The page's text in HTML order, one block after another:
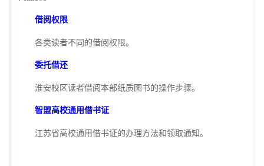
借阅权限
各类读者不同的借阅权限。
委托借还
淮安校区读者借阅本部纸质图书的操作步骤。
智盟高校通用借书证
江苏省高校通用借书证的办理方法和领取通知。